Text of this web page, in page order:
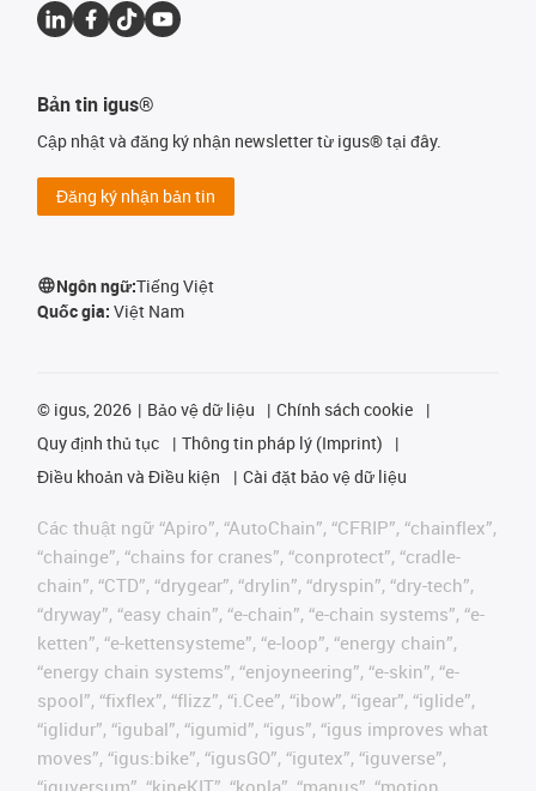
Bản tin igus®
Cập nhật và đăng ký nhận newsletter từ igus® tại đây.
Đăng ký nhận bản tin
Ngôn ngữ:Tiếng Việt
Quốc gia: Việt Nam
© igus, 2026 Bảo vệ dữ liệu
Chính sách cookie
Quy định thủ tục
Thông tin pháp lý (Imprint)
Điều khoản và Điều kiện
Cài đặt bảo vệ dữ liệu
Các thuật ngữ “Apiro”, “AutoChain”, “CFRIP”, “chainflex”,
“chainge”, “chains for cranes”, “conprotect”, “cradle-
chain”, “CTD”, “drygear”, “drylin”, “dryspin”, “dry-tech”,
“dryway”, “easy chain”, “e-chain”, “e-chain systems”, “e-
ketten”, “e-kettensysteme”, “e-loop”, “energy chain”,
“energy chain systems”, “enjoyneering”, “e-skin”, “e-
spool”, “fixflex”, “flizz”, “i.Cee”, “ibow”, “igear”, “iglide”,
“iglidur”, “igubal”, “igumid”, “igus”, “igus improves what
moves”, “igus:bike”, “igusGO”, “igutex”, “iguverse”,
“iguversum”, “kineKIT”, “kopla”, “manus”, “motion